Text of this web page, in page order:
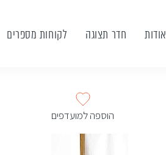
אודות חדר תצוגה לקוחות מספרים
הוספה למועדפים